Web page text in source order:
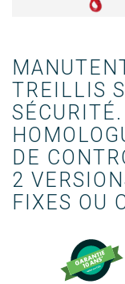
TREILLIS
SÉCURITÉ.
DE
2
FIXES OU